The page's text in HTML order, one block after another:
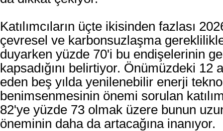
Katılımcıların üçte ikisinden fazlası
çevresel ve karbonsuzlaşma
duyarken yüzde 70'i bu endişelerinin
kapsadığını belirtiyor. Önümüzdeki 12
eden beş yılda yenilenebilir enerji
benimsenmesinin önemi sorulan
82'ye yüzde 73 olmak üzere bunun
öneminin daha da artacağına inanıyor.